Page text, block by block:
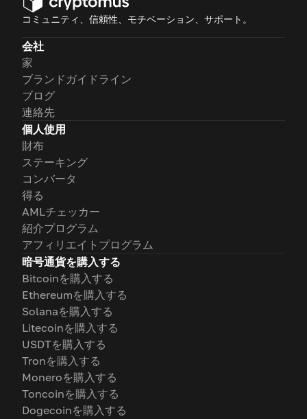
コミュニティ、信頼性、モチベーション、サポート。
会社
家
ブランドガイドライン
ブログ
連絡先
個人使用
財布
ステーキング
コンバータ
得る
AMLチェッカー
紹介プログラム
アフィリエイトプログラム
暗号通貨を購入する
Bitcoinを購入する
Ethereumを購入する
Solanaを購入する
Litecoinを購入する
USDTを購入する
Tronを購入する
Moneroを購入する
Toncoinを購入する
Dogecoinを購入する